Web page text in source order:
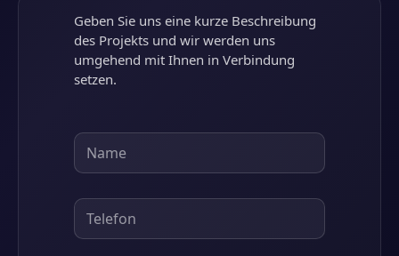
Geben Sie uns eine kurze Beschreibung
des Projekts und wir werden uns
umgehend mit Ihnen in Verbindung
setzen.